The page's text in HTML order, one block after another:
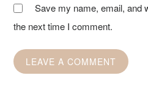
Save my name, email, and
the next time I comment.